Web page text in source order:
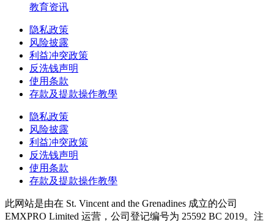
教育资讯
隐私政策
风险披露
利益冲突政策
反洗钱声明
使用条款
存款及提款操作教學
隐私政策
风险披露
利益冲突政策
反洗钱声明
使用条款
存款及提款操作教學
此网站是由在 St. Vincent and the Grenadines 成立的公司
EMXPRO Limited 运营，公司登记编号为 25592 BC 2019。注